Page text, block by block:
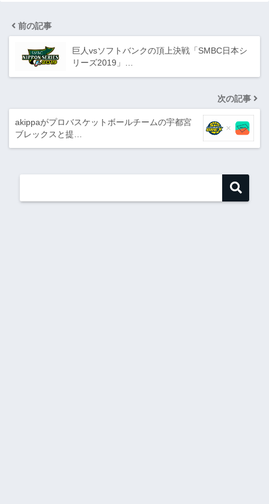
前の記事
巨人vsソフトバンクの頂上決戦「SMBC日本シ
リーズ2019」…
次の記事
akippaがプロバスケットボールチームの宇都宮
ブレックスと提…